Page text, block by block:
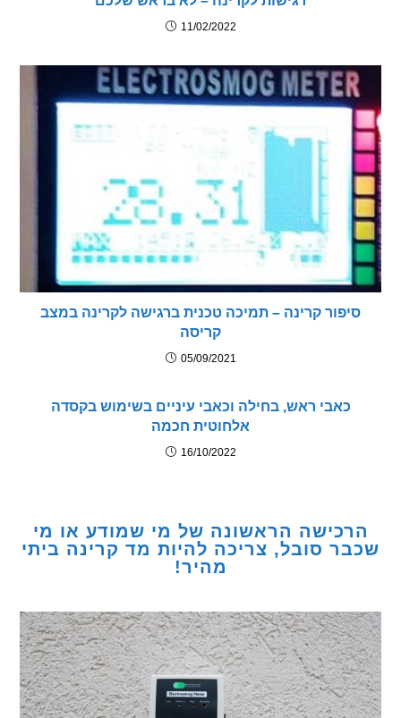
11/02/2022
קרינה – תמיכה טכנית ברגישה לקרינה במצב
05/09/2021
כאבי ראש, בחילה וכאבי עיניים בשימוש בקסדה
אלחוטית חכמה
16/10/2022
הראשונה של מי שמודע או מי
סובל, צריכה להיות מד קרינה ביתי
מהיר!